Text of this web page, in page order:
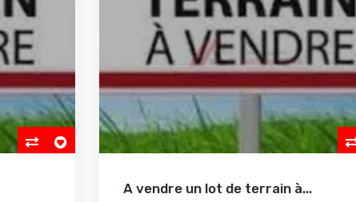
A vendre un lot de terrain à...